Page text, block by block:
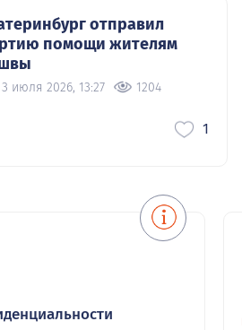
отправил
помощи жителям
3 июля 2026, 13:27 1204
1